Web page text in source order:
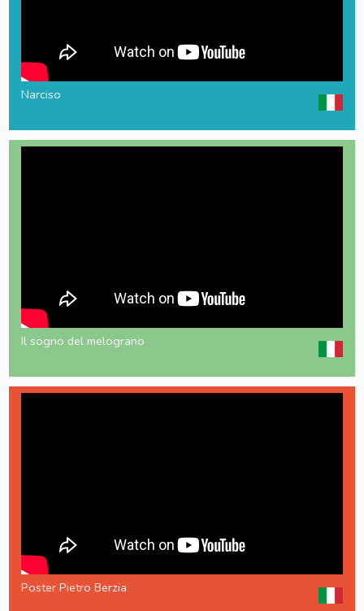
Narciso
Il sogno del melograno
Poster Pietro Berzia